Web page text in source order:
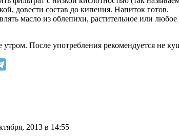
довести состав до кипения. Напиток готов.
масло из облепихи, растительное или
утром. После употребления рекомендуется не
2013 в 14:55